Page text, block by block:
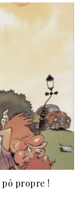
pô propre !